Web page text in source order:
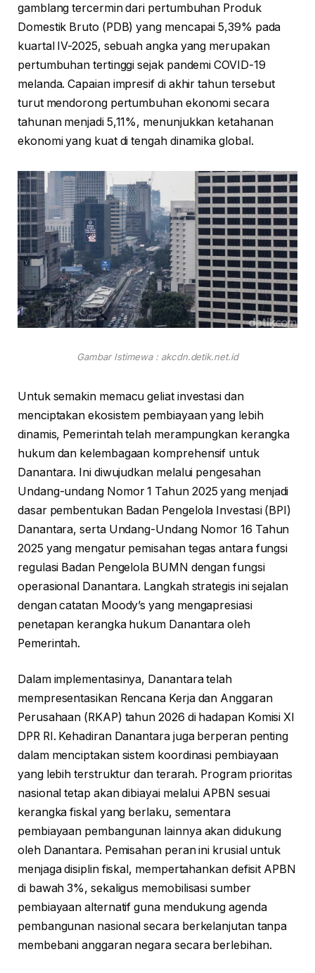
gamblang tercermin dari pertumbuhan Produk
Domestik Bruto (PDB) yang mencapai 5,39% pada
kuartal IV-2025, sebuah angka yang merupakan
pertumbuhan tertinggi sejak pandemi COVID-19
melanda. Capaian impresif di akhir tahun tersebut
turut mendorong pertumbuhan ekonomi secara
tahunan menjadi 5,11%, menunjukkan ketahanan
ekonomi yang kuat di tengah dinamika global.
Gambar Istimewa : akcdn.detik.net.id
Untuk semakin memacu geliat investasi dan
menciptakan ekosistem pembiayaan yang lebih
dinamis, Pemerintah telah merampungkan kerangka
hukum dan kelembagaan komprehensif untuk
Danantara. Ini diwujudkan melalui pengesahan
Undang-undang Nomor 1 Tahun 2025 yang menjadi
dasar pembentukan Badan Pengelola Investasi (BPI)
Danantara, serta Undang-Undang Nomor 16 Tahun
2025 yang mengatur pemisahan tegas antara fungsi
regulasi Badan Pengelola BUMN dengan fungsi
operasional Danantara. Langkah strategis ini sejalan
dengan catatan Moody’s yang mengapresiasi
penetapan kerangka hukum Danantara oleh
Pemerintah.
Dalam implementasinya, Danantara telah
mempresentasikan Rencana Kerja dan Anggaran
Perusahaan (RKAP) tahun 2026 di hadapan Komisi XI
DPR RI. Kehadiran Danantara juga berperan penting
dalam menciptakan sistem koordinasi pembiayaan
yang lebih terstruktur dan terarah. Program prioritas
nasional tetap akan dibiayai melalui APBN sesuai
kerangka fiskal yang berlaku, sementara
pembiayaan pembangunan lainnya akan didukung
oleh Danantara. Pemisahan peran ini krusial untuk
menjaga disiplin fiskal, mempertahankan defisit APBN
di bawah 3%, sekaligus memobilisasi sumber
pembiayaan alternatif guna mendukung agenda
pembangunan nasional secara berkelanjutan tanpa
membebani anggaran negara secara berlebihan.